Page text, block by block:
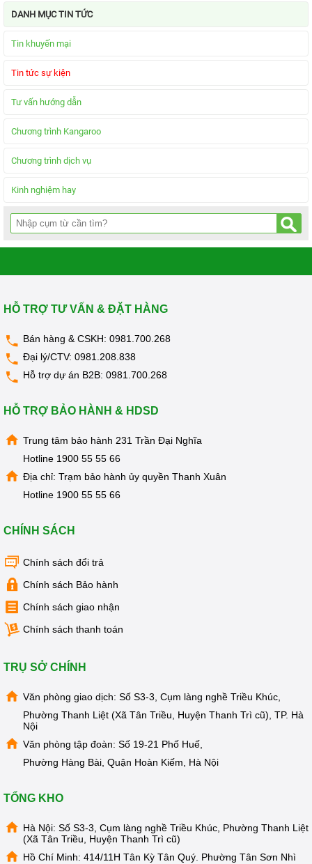
DANH MỤC TIN TỨC
Tin khuyến mại
Tin tức sự kiện
Tư vấn hướng dẫn
Chương trình Kangaroo
Chương trình dịch vụ
Kinh nghiệm hay
HỖ TRỢ TƯ VẤN & ĐẶT HÀNG
Bán hàng & CSKH: 0981.700.268
Đại lý/CTV: 0981.208.838
Hỗ trợ dự án B2B: 0981.700.268
HỖ TRỢ BẢO HÀNH & HDSD
Trung tâm bảo hành 231 Trần Đại Nghĩa
Hotline 1900 55 55 66
Địa chỉ: Trạm bảo hành ủy quyền Thanh Xuân
Hotline 1900 55 55 66
CHÍNH SÁCH
Chính sách đổi trả
Chính sách Bảo hành
Chính sách giao nhận
Chính sách thanh toán
TRỤ SỞ CHÍNH
Văn phòng giao dịch: Số S3-3, Cụm làng nghề Triều Khúc,
Phường Thanh Liệt (Xã Tân Triều, Huyện Thanh Trì cũ), TP. Hà
Nội
Văn phòng tập đoàn: Số 19-21 Phố Huế,
Phường Hàng Bài, Quận Hoàn Kiếm, Hà Nội
TỔNG KHO
Hà Nội: Số S3-3, Cụm làng nghề Triều Khúc, Phường Thanh Liệt
(Xã Tân Triều, Huyện Thanh Trì cũ)
Hồ Chí Minh: 414/11H Tân Kỳ Tân Quý. Phường Tân Sơn Nhì